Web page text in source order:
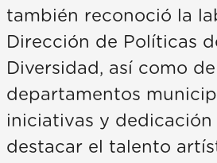
también reconoció la
Dirección de Políticas
Diversidad, así como
departamentos
iniciativas y
destacar el talento